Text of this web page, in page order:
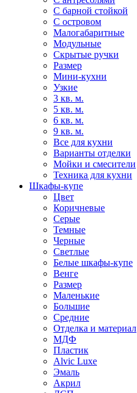
С барной стойкой
С островом
Малогабаритные
Модульные
Скрытые ручки
Размер
Мини-кухни
Узкие
3 кв. м.
5 кв. м.
6 кв. м.
9 кв. м.
Все для кухни
Варианты отделки
Мойки и смесители
Техника для кухни
Шкафы-купе
Цвет
Коричневые
Серые
Темные
Черные
Светлые
Белые шкафы-купе
Венге
Размер
Маленькие
Большие
Средние
Отделка и материал
МДФ
Пластик
Alvic Luxe
Эмаль
Акрил